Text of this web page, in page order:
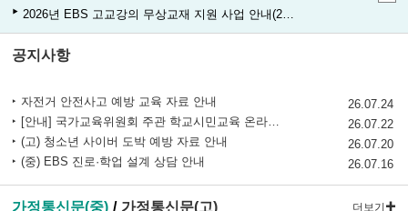
2027학년도 EBS 수능연계교재 정오표 안내
관행적 부패행위 등 행동강령 위반 집중신고기간 운영
2026년 EBS 고교강의 무상교재 지원 사업 안내(2학기 2차)
2026 학생 성장 지원 학부모 아카데미 운영
공지사항
자전거 안전사고 예방 교육 자료 안내
26.07.24
[안내] 국가교육위원회 주관 학교시민교육 온라인 의견수렴 참여 안내
26.07.22
(고) 청소년 사이버 도박 예방 자료 안내
26.07.20
(중) EBS 진로·학업 설계 상담 안내
26.07.16
가정통신문(중) 더보기
가정통신문(고)